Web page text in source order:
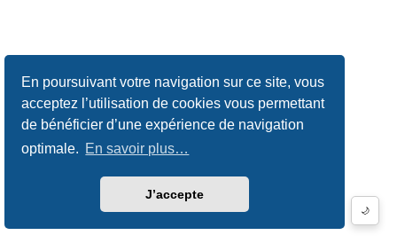
En poursuivant votre navigation sur ce site, vous
acceptez l’utilisation de cookies vous permettant
de bénéficier d’une expérience de navigation
optimale. En savoir plus…
J’accepte
🌙